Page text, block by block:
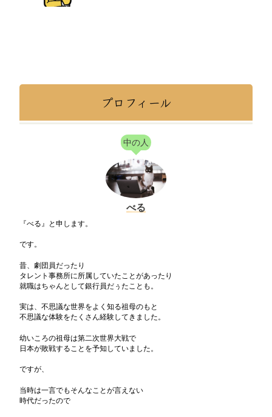
プロフィール
中の人
べる
『べる』と申します。
です。
昔、劇団員だったり
タレント事務所に所属していたことがあったり
就職はちゃんとして銀行員だぅたことも。
実は、不思議な世界をよく知る祖母のもと
不思議な体験をたくさん経験してきました。
幼いころの祖母は第二次世界大戦で
日本が敗戦することを予知していました。
ですが、
当時は一言でもそんなことが言えない
時代だったので